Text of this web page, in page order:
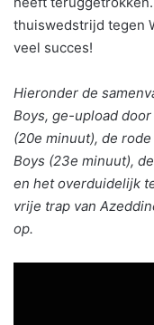
thuiswedstrijd tegen
veel succes!
Hieronder de
Boys, ge-upload
(20e minuut), de
Boys (23e minuut),
en het overduidelijk
vrije trap van
op.